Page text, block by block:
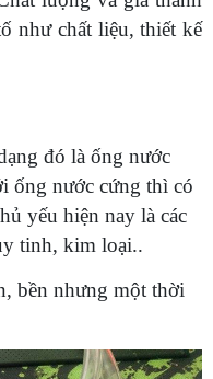
như chất liệu, thiết kế
đó là ống nước
ống nước cứng thì có
yếu hiện nay là các
tinh, kim loại..
bền nhưng một thời